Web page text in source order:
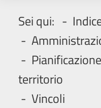
Sei qui:
territorio
Vincoli